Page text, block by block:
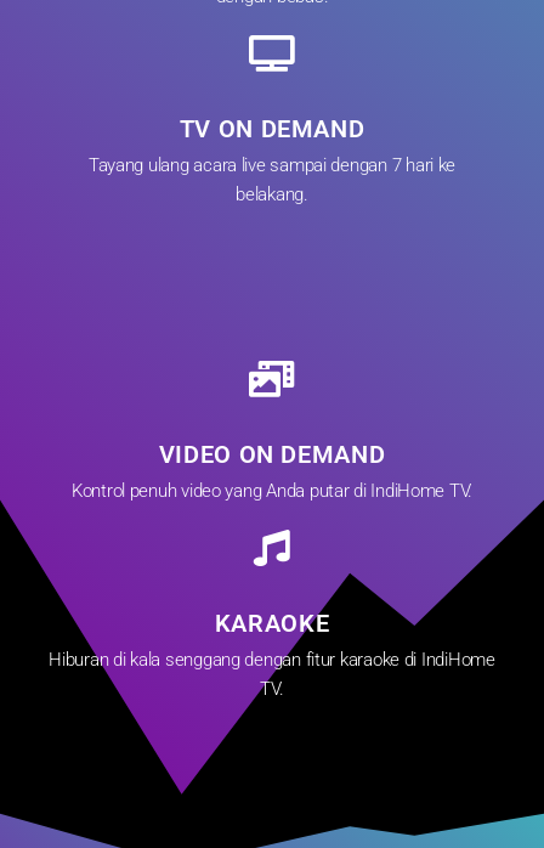
TV ON DEMAND
Tayang ulang acara live sampai dengan 7 hari ke
belakang.
VIDEO ON DEMAND
Kontrol penuh video yang Anda putar di IndiHome TV.
KARAOKE
Hiburan di kala senggang dengan fitur karaoke di IndiHome
TV.